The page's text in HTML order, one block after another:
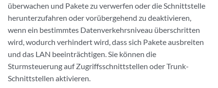
überwachen und Pakete zu verwerfen oder die Schnittstelle
herunterzufahren oder vorübergehend zu deaktivieren,
wenn ein bestimmtes Datenverkehrsniveau überschritten
wird, wodurch verhindert wird, dass sich Pakete ausbreiten
und das LAN beeinträchtigen. Sie können die
Sturmsteuerung auf Zugriffsschnittstellen oder Trunk-
Schnittstellen aktivieren.